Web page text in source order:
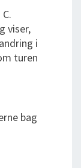
viser,
i
turen
bag